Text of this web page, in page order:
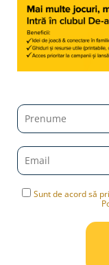
Sunt de acord să